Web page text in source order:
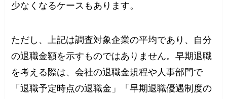
少なくなるケースもあります。
ただし、上記は調査対象企業の平均であり、自分
の退職金額を示すものではありません。早期退職
を考える際は、会社の退職金規程や人事部門で
「退職予定時点の退職金」「早期退職優遇制度の